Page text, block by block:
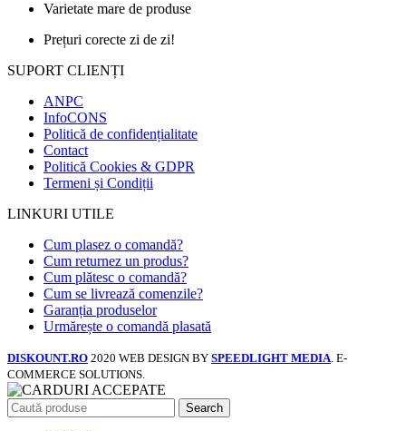
Varietate mare de produse
Prețuri corecte zi de zi!
SUPORT CLIENȚI
ANPC
InfoCONS
Politică de confidențialitate
Contact
Politică Cookies & GDPR
Termeni și Condiții
LINKURI UTILE
Cum plasez o comandă?
Cum returnez un produs?
Cum plătesc o comandă?
Cum se livrează comenzile?
Garanția produselor
Urmărește o comandă plasată
DISKOUNT.RO 2020 WEB DESIGN BY SPEEDLIGHT MEDIA. E-
COMMERCE SOLUTIONS.
Search